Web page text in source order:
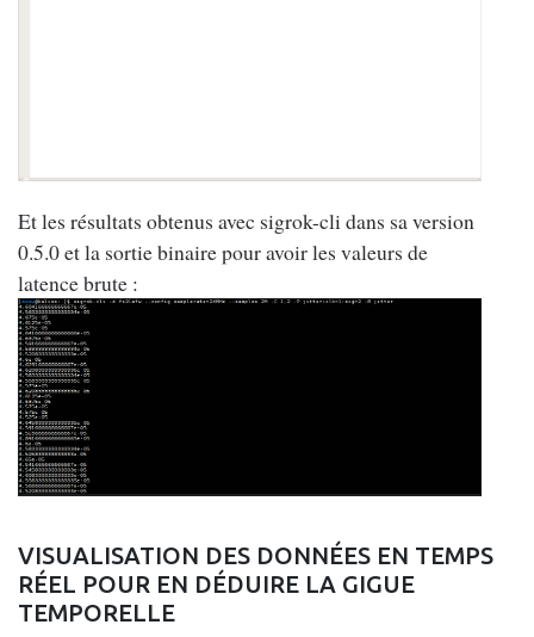
Et les résultats obtenus avec sigrok-cli dans sa version
0.5.0 et la sortie binaire pour avoir les valeurs de
latence brute :
VISUALISATION DES DONNÉES EN TEMPS
RÉEL POUR EN DÉDUIRE LA GIGUE
TEMPORELLE